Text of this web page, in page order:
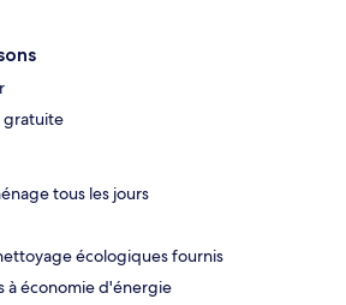
gratuite
tous les jours
écologiques fournis
à économie d'énergie